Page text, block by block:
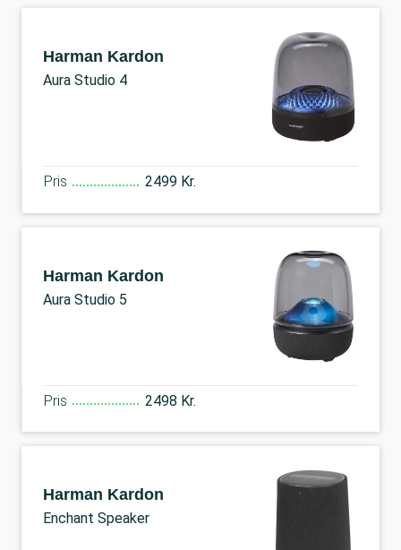
Harman Kardon
Aura Studio 4
Pris 2499 Kr.
Harman Kardon
Aura Studio 5
Pris 2498 Kr.
Harman Kardon
Enchant Speaker